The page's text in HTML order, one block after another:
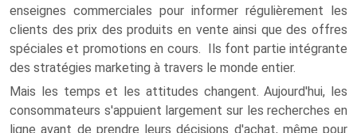
enseignes commerciales pour informer régulièrement les
clients des prix des produits en vente ainsi que des offres
spéciales et promotions en cours. Ils font partie intégrante
des stratégies marketing à travers le monde entier.
Mais les temps et les attitudes changent. Aujourd'hui, les
consommateurs s'appuient largement sur les recherches en
ligne avant de prendre leurs décisions d'achat, même pour